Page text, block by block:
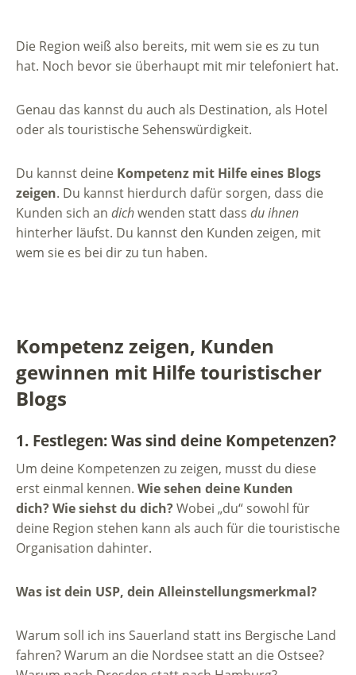
Die Region weiß also bereits, mit wem sie es zu tun
hat. Noch bevor sie überhaupt mit mir telefoniert hat.
Genau das kannst du auch als Destination, als Hotel
oder als touristische Sehenswürdigkeit.
Du kannst deine Kompetenz mit Hilfe eines Blogs
zeigen. Du kannst hierdurch dafür sorgen, dass die
Kunden sich an dichwenden statt dass du ihnen
hinterher läufst. Du kannst den Kunden zeigen, mit
wem sie es bei dir zu tun haben.
Kompetenz zeigen, Kunden
gewinnen mit Hilfe touristischer
Blogs
1. Festlegen: Was sind deine Kompetenzen?
Um deine Kompetenzen zu zeigen, musst du diese
erst einmal kennen. Wie sehen deine Kunden
dich? Wie siehst du dich?Wobei „du“ sowohl für
deine Region stehen kann als auch für die touristische
Organisation dahinter.
Was ist dein USP, dein Alleinstellungsmerkmal?
Warum soll ich ins Sauerland statt ins Bergische Land
fahren? Warum an die Nordsee statt an die Ostsee?